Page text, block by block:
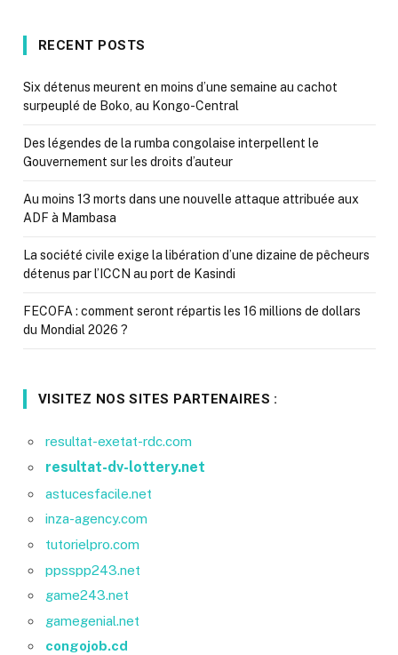
RECENT POSTS
Six détenus meurent en moins d’une semaine au cachot
surpeuplé de Boko, au Kongo-Central
Des légendes de la rumba congolaise interpellent le
Gouvernement sur les droits d’auteur
Au moins 13 morts dans une nouvelle attaque attribuée aux
ADF à Mambasa
La société civile exige la libération d’une dizaine de pêcheurs
détenus par l’ICCN au port de Kasindi
FECOFA : comment seront répartis les 16 millions de dollars
du Mondial 2026 ?
VISITEZ NOS SITES PARTENAIRES :
resultat-exetat-rdc.com
resultat-dv-lottery.net
astucesfacile.net
inza-agency.com
tutorielpro.com
ppsspp243.net
game243.net
gamegenial.net
congojob.cd